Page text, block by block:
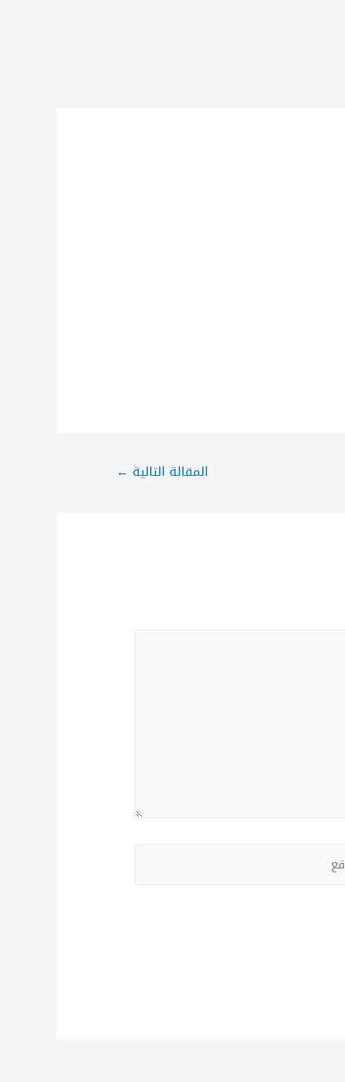
المقالة التالية ←